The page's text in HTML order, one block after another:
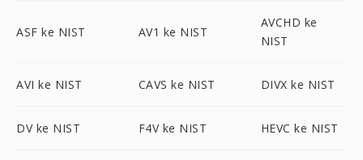
ASF ke NIST AV1 ke NIST
AVCHD ke
NIST
AVI ke NIST CAVS ke NIST DIVX ke NIST
DV ke NIST F4V ke NIST HEVC ke NIST